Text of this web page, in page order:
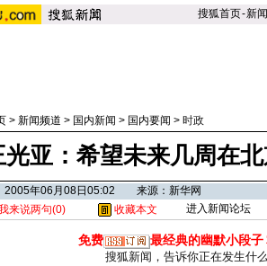
搜狐首页-新闻
> 新闻频道 > 国内新闻 > 国内要闻 > 时政
光亚：希望未来几周在
2005年06月08日05:02 来源：新华网
来说两句(0) 收藏本文 进入新闻论坛
免费 最经典的幽默小段子
搜狐新闻，告诉你正在发生什